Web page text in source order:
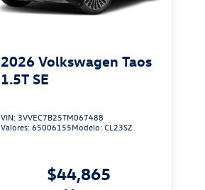
2026 Volkswagen Taos
1.5T SE
VIN: 3VVEC7B25TM067488
Valores:65006155Modelo:CL23SZ
$44,865